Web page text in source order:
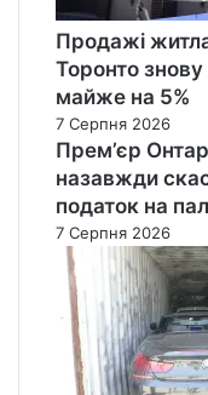
Продажі
Торонто знову
майже на 5%
7 Серпня 2026
Прем’єр
назавжди
податок на
7 Серпня 2026